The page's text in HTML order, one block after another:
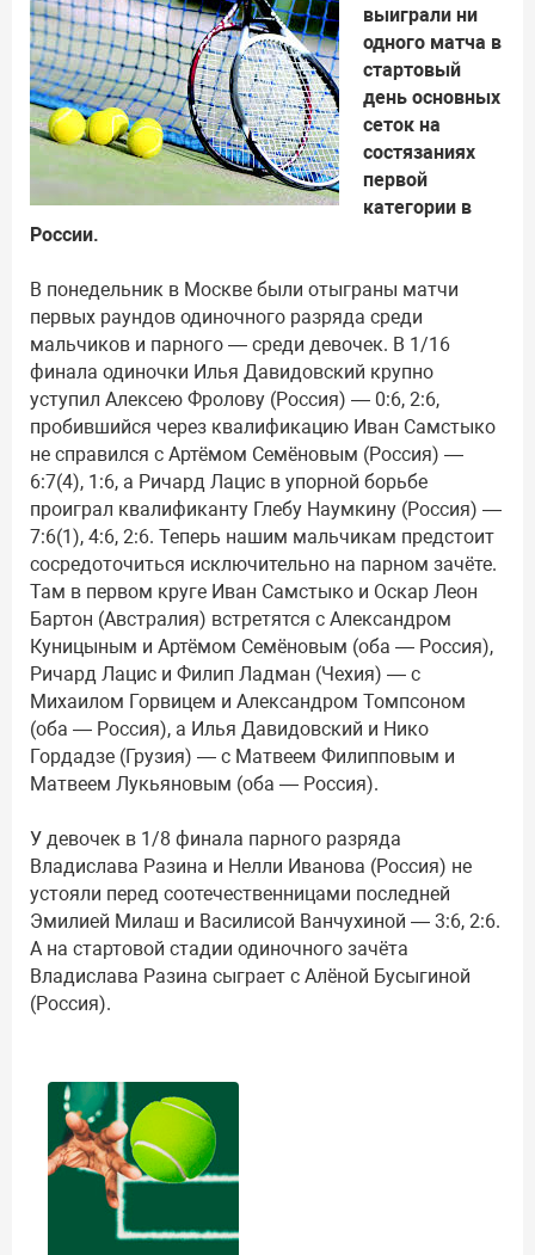
выиграли ни
одного матча в
стартовый
день основных
сеток на
состязаниях
первой
категории в
России.
В понедельник в Москве были отыграны матчи
первых раундов одиночного разряда среди
мальчиков и парного — среди девочек. В 1/16
финала одиночки Илья Давидовский крупно
уступил Алексею Фролову (Россия) — 0:6, 2:6,
пробившийся через квалификацию Иван Самстыко
не справился с Артёмом Семёновым (Россия) —
6:7(4), 1:6, а Ричард Лацис в упорной борьбе
проиграл квалификанту Глебу Наумкину (Россия) —
7:6(1), 4:6, 2:6. Теперь нашим мальчикам предстоит
сосредоточиться исключительно на парном зачёте.
Там в первом круге Иван Самстыко и Оскар Леон
Бартон (Австралия) встретятся с Александром
Куницыным и Артёмом Семёновым (оба — Россия),
Ричард Лацис и Филип Ладман (Чехия) — с
Михаилом Горвицем и Александром Томпсоном
(оба — Россия), а Илья Давидовский и Нико
Гордадзе (Грузия) — с Матвеем Филипповым и
Матвеем Лукьяновым (оба — Россия).
У девочек в 1/8 финала парного разряда
Владислава Разина и Нелли Иванова (Россия) не
устояли перед соотечественницами последней
Эмилией Милаш и Василисой Ванчухиной — 3:6, 2:6.
А на стартовой стадии одиночного зачёта
Владислава Разина сыграет с Алёной Бусыгиной
(Россия).